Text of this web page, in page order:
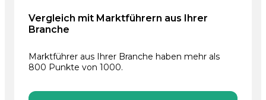
Vergleich mit Marktführern aus Ihrer
Branche
Marktführer aus Ihrer Branche haben mehr als
800 Punkte von 1000.